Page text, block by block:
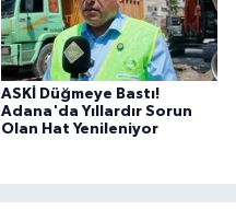
ASKİ Düğmeye Bastı!
Adana'da Yıllardır Sorun
Olan Hat Yenileniyor